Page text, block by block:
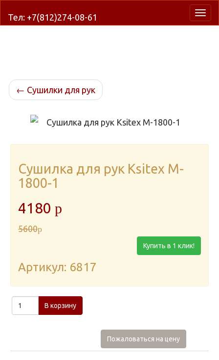
Тел: +7(812)274-08-61
← Сушилки для рук
Сушилка для рук Ksitex M-
1800-1
4180 p
5600p
Купить в 1 клик!
Артикул: 6817
В корзину
Пожаловаться на цену